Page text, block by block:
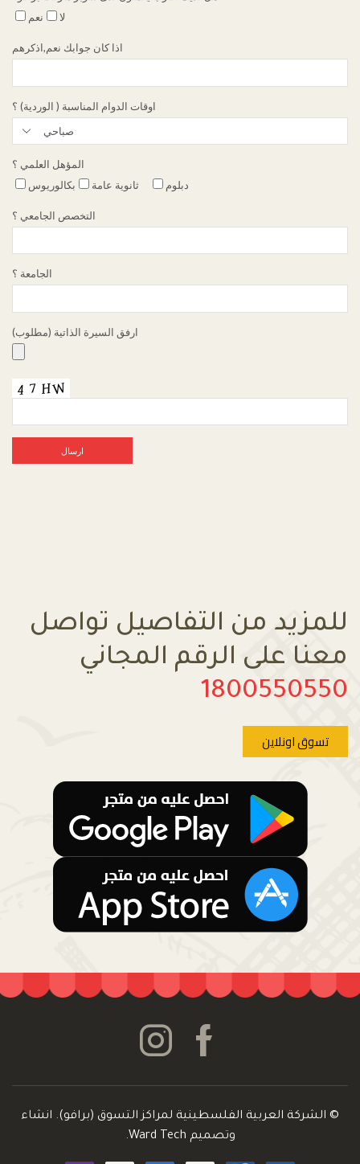
نعم
لا
اذا كان جوابك نعم,اذكرهم
اوقات الدوام المناسبة ( الوردية) ؟
المؤهل العلمي ؟
بكالوريوس
ثانوية عامة دبلوم
التخصص الجامعي ؟
الجامعة ؟
ارفق السيرة الذاتية (مطلوب)
للمزيد من التفاصيل تواصل
معنا على الرقم المجاني
1800550550
تسوق اونلاين
© الشركة العربية الفلسطينية لمراكز التسوق (برافو). انشاء
وتصميم Ward Tech
.